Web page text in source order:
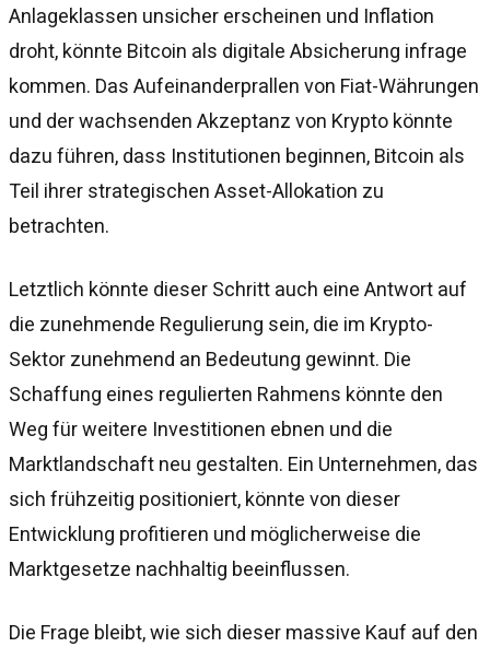
Anlageklassen unsicher erscheinen und Inflation
droht, könnte Bitcoin als digitale Absicherung infrage
kommen. Das Aufeinanderprallen von Fiat-Währungen
und der wachsenden Akzeptanz von Krypto könnte
dazu führen, dass Institutionen beginnen, Bitcoin als
Teil ihrer strategischen Asset-Allokation zu
betrachten.
Letztlich könnte dieser Schritt auch eine Antwort auf
die zunehmende Regulierung sein, die im Krypto-
Sektor zunehmend an Bedeutung gewinnt. Die
Schaffung eines regulierten Rahmens könnte den
Weg für weitere Investitionen ebnen und die
Marktlandschaft neu gestalten. Ein Unternehmen, das
sich frühzeitig positioniert, könnte von dieser
Entwicklung profitieren und möglicherweise die
Marktgesetze nachhaltig beeinflussen.
Die Frage bleibt, wie sich dieser massive Kauf auf den